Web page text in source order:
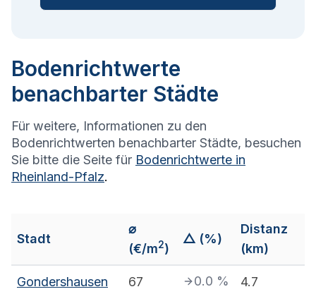
Bodenrichtwerte
benachbarter Städte
Für weitere, Informationen zu den
Bodenrichtwerten benachbarter Städte, besuchen
Sie bitte die Seite für Bodenrichtwerte in
Rheinland-Pfalz.
Stadt
⌀
(€/m2)
△ (%)
Distanz
(km)
Gondershausen 67 0.0 % 4.7